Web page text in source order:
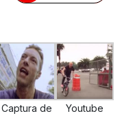
Captura de
Youtube